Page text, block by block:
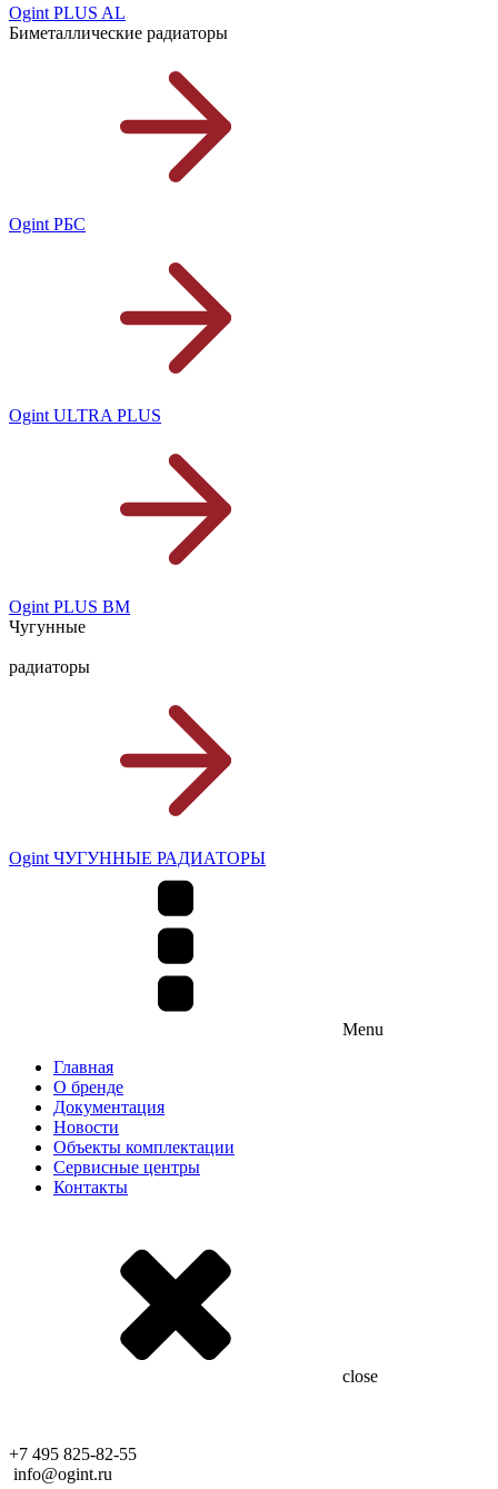
Ogint PLUS AL
Биметаллические радиаторы
Ogint РБС
Ogint ULTRA PLUS
Ogint PLUS BM
Чугунные
радиаторы
Ogint ЧУГУННЫЕ РАДИАТОРЫ
Menu
Главная
О бренде
Документация
Новости
Объекты комплектации
Сервисные центры
Контакты
close
+7 495 825-82-55
info@ogint.ru